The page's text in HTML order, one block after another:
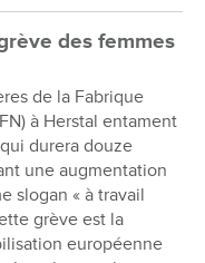
des femmes
de la Fabrique
à Herstal entament
durera douze
une augmentation
slogan « à travail
grève est la
européenne